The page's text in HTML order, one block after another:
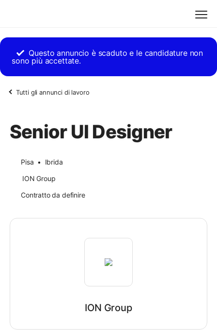
Questo annuncio è scaduto e le candidature non
sono più accettate.
Tutti gli annunci di lavoro
Senior UI Designer
Pisa • Ibrida
ION Group
Contratto da definire
ION Group